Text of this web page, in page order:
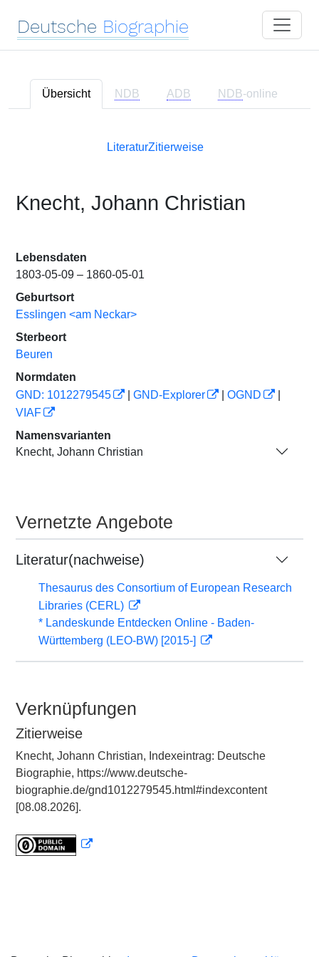
Deutsche Biographie
Übersicht NDB ADB NDB-online
LiteraturZitierweise
Knecht, Johann Christian
Lebensdaten
1803-05-09 – 1860-05-01
Geburtsort
Esslingen <am Neckar>
Sterbeort
Beuren
Normdaten
GND: 1012279545
GND-Explorer OGND
VIAF
Namensvarianten
Knecht, Johann Christian
Vernetzte Angebote
Literatur(nachweise)
Thesaurus des Consortium of European Research
Libraries (CERL)
* Landeskunde Entdecken Online - Baden-
Württemberg (LEO-BW) [2015-]
Verknüpfungen
Zitierweise
Knecht, Johann Christian, Indexeintrag: Deutsche
Biographie, https://www.deutsche-
biographie.de/gnd1012279545.html#indexcontent
[08.08.2026].